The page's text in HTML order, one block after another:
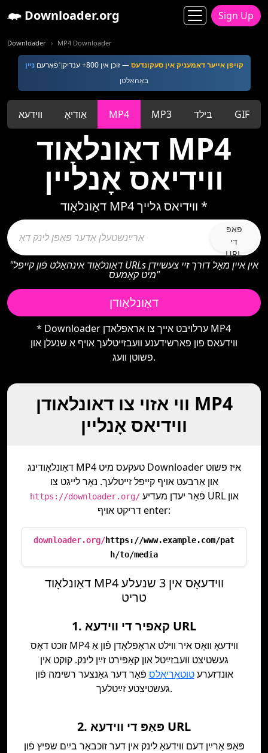
Downloader.org Sign Up
Downloader MP4 Downloader
קויפן אייער דאָמעניק אין סעקונדעס— זוכן אין 800+ ענדיקן־פֿאָרעם
נײן
באַהאַלטן
ווידעא אַודיאָ MP4 MP3 בילד GIF
דאַונלאָוד MP4
ווידיאס אָנליין
דאַונלאָוד MP4 ווידיאס גלייך *
פּאַפּ
די
URL
"דאַונלאָוד אינהאַלט פֿון קייפל URLs אין איין מאָל דורך זיי צעשיידן
מיט קאָמעס"
דאַונלאָודן
* Downloader ערלויבט אייך צו אראפלאדן MP4
ווידעאס פון פארשידענע וועבזייטלעך אויף א שנעלן און
פשוטן וועג.
ווי אזוי צו דאונלאודן MP4
ווידיאס אָנליין
דאַונלאָודינג MP4 טעקעס מיט Downloader איז פּשוט
און אַרבעט אויף קייפל זייטלעך. נאָר לייגט צו
https://downloader.org/פֿאַר יעדן מעדיע URL און
דריקט אויף enter:
downloader.org/https://www.example.com/pat
h/to/media
דאַונלאָוד MP4 ווידעאָס אין 3 שנעלע
טריט
1. קאפיר די ווידעא URL
זוכט דאָס MP4 ווידעאָ וואָס איר ווילט אראָפּלאָדן פֿון אַ
געשטיצט וועבזײַטל און קאָפּירט זײַן לינק. קוקט אין
אונדזערעטוטאָריאַלס פֿאַר דער גאַנצער רשימה פֿון
געשטיצטע זײַטלעך.
2. פּאַפּ די ווידעא URL
פּאַפּ אַרײַן דעם ווידעאָ לינק אין דער זוכבאַר בײַם שפּיץ פֿון